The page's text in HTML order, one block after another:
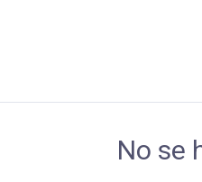
No se